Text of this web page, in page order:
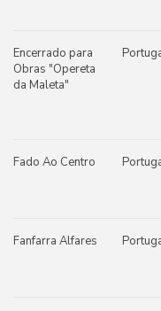
Encerrado para
Obras "Opereta
da Maleta"
Fado Ao Centro
Fanfarra Alfares